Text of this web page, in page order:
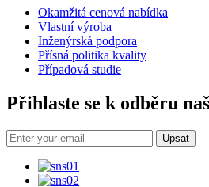
Okamžitá cenová nabídka
Vlastní výroba
Inženýrská podpora
Přísná politika kvality
Případová studie
Přihlaste se k odběru
Upsat